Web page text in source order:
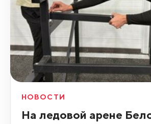
НОВОСТИ
На ледовой арене